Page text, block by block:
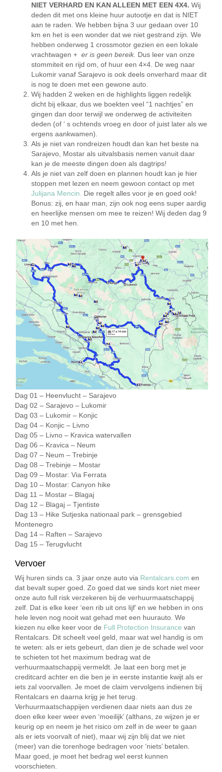
NIET VERHARD EN KAN ALLEEN MET EEN 4X4. Wij
deden dit met ons kleine huur autootje en dat is NIET
aan te raden. We hebben bijna 3 uur gedaan over 10
km en het is een wonder dat we niet gestrand zijn. We
hebben onderweg 1 crossmotor gezien en een lokale
vrachtwagen + er is geen bereik. Dus leer van onze
stommiteit en rijd om, of huur een 4×4. De weg naar
Lukomir vanaf Sarajevo is ook deels onverhard maar dit
is nog te doen met een gewone auto.
Wij hadden 2 weken en de highlights liggen redelijk
dicht bij elkaar, dus we boekten veel “1 nachtjes” en
gingen dan door terwijl we onderweg de activiteiten
deden (of ‘ s ochtends vroeg en door of juist later als we
ergens aankwamen).
Als je niet van rondreizen houdt dan kan het beste na
Sarajevo, Mostar als uitvalsbasis nemen vanuit daar
kan je de meeste dingen doen als dagtrips!
Als je niet van zelf doen en plannen houdt kan je hier
stoppen met lezen en neem gewoon contact op met
Julijana Mencin.
Die regelt alles voor je en goed ook!
Bonus: zij, en haar man, zijn ook nog eens super aardig
en heerlijke mensen om mee te reizen! Wij deden dag 9
en 10 met hen.
Dag 01 – Heenvlucht – Sarajevo
Dag 02 – Sarajevo – Lukomir
Dag 03 – Lukomir – Konjic
Dag 04 – Konjic – Livno
Dag 05 – Livno – Kravica watervallen
Dag 06 – Kravica – Neum
Dag 07 – Neum – Trebinje
Dag 08 – Trebinje – Mostar
Dag 09 – Mostar: Via Ferrata
Dag 10 – Mostar: Canyon hike
Dag 11 – Mostar – Blagaj
Dag 12 – Blagaj – Tjentiste
Dag 13 – Hike Sutjeska nationaal park – grensgebied
Montenegro
Dag 14 – Raften – Sarajevo
Dag 15 – Terugvlucht
Vervoer
Wij huren sinds ca. 3 jaar onze auto via Rentalcars.com en
dat bevalt super goed. Zo goed dat we sinds kort niet meer
onze auto full risk verzekeren bij de verhuurmaatschappij
zelf. Dat is elke keer ‘een rib uit ons lijf’ en we hebben in ons
hele leven nog nooit wat gehad met een huurauto. We
kiezen nu elke keer voor de Full Protection Insurance van
Rentalcars. Dit scheelt veel geld, maar wat wel handig is om
te weten: als er iets gebeurt, dan dien je de schade wel voor
te schieten tot het maximum bedrag wat de
verhuurmaatschappij vermeldt. Je laat een borg met je
creditcard achter en die ben je in eerste instantie kwijt als er
iets zal voorvallen. Je moet de claim vervolgens indienen bij
Rentalcars en daarna krijg je het terug.
Verhuurmaatschappijen verdienen daar niets aan dus ze
doen elke keer weer even ‘moeilijk’ (althans, ze wijzen je er
keurig op en neem je het risico om zelf in de weer te gaan
als er iets voorvalt of niet), maar wij zijn blij dat we niet
(meer) van die torenhoge bedragen voor ‘niets’ betalen.
Maar goed, je moet het bedrag wel eerst kunnen
voorschieten.